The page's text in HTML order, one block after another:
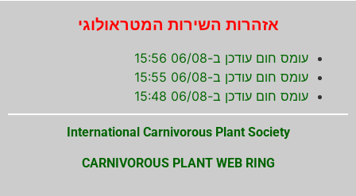
אזהרות השירות המטראולוגי
עומס חום עודכן ב-06/08 15:56
עומס חום עודכן ב-06/08 15:55
עומס חום עודכן ב-06/08 15:48
International Carnivorous Plant Society
CARNIVOROUS PLANT WEB RING